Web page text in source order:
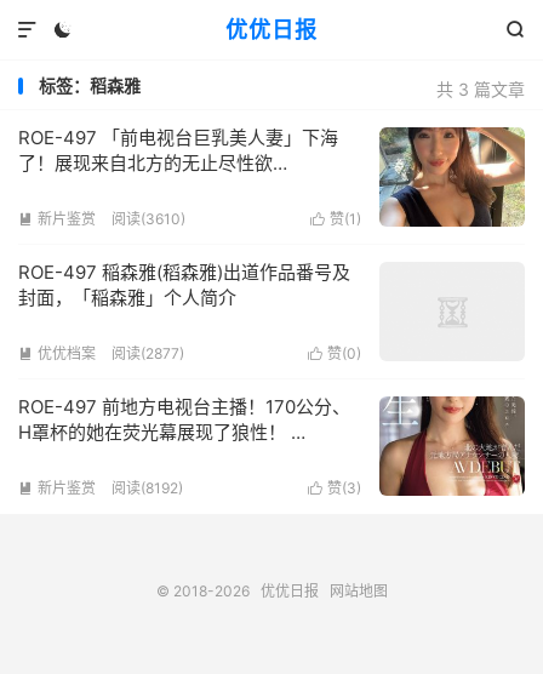
优优日报
 

共 3 篇文章
标签：稻森雅
ROE-497 「前电视台巨乳美人妻」下海
了！展现来自北方的无止尽性欲…
 赞(1 )
 新片鉴赏 阅读(3610)
ROE-497 稲森雅(稻森雅)出道作品番号及
封面，「稲森雅」个人简介
 赞(0)
 优优档案 阅读(2877)
ROE-497 前地方电视台主播！170公分、
H罩杯的她在荧光幕展现了狼性！ …
 赞(3)
 新片鉴赏 阅读(8192)
© 2018-2026 优优日报 网站地图